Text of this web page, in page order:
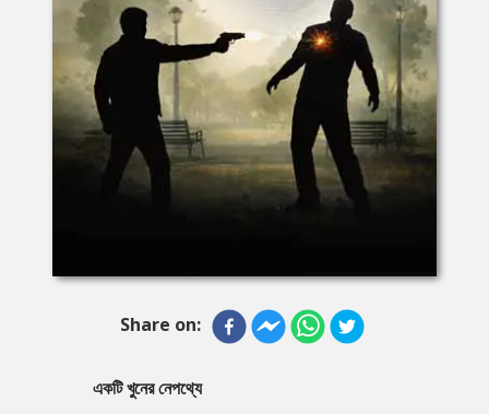
Share on:
একটি খুনের নেপথ্যে